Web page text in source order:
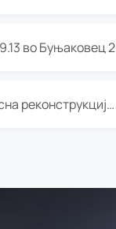
во Буњаковец 2
Оглас за Барање понуди за “Енергетски ефикасна реконструкција на објектот ООУ „Св. Кирил и Методиј"